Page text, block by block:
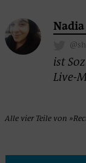
ist
Live-
Alle vier Teile von